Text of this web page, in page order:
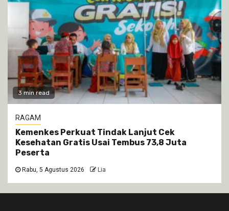
3 min read
RAGAM
Kemenkes Perkuat Tindak Lanjut Cek
Kesehatan Gratis Usai Tembus 73,8 Juta
Peserta
Rabu, 5 Agustus 2026 Lia